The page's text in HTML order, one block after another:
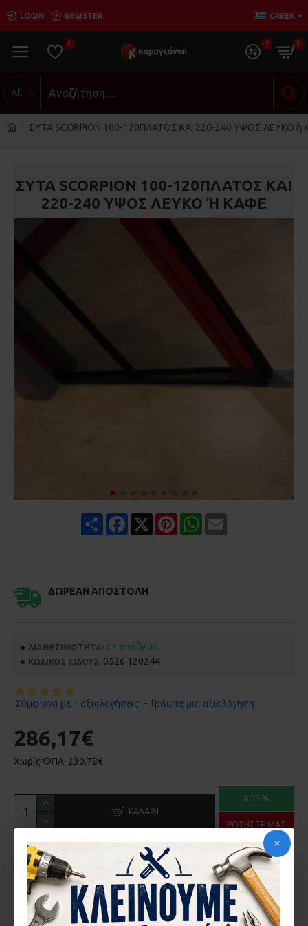
LOGIN REGISTER GREEK
0 0 0
All
ΣΥΤΑ SCORPION 100-120ΠΛΑΤΟΣ ΚΑΙ 220-240 ΥΨΟΣ ΛΕΥΚΟ ή
ΣΥΤΑ SCORPION 100-120ΠΛΑΤΟΣ ΚΑΙ
220-240 ΥΨΟΣ ΛΕΥΚΟ Ή ΚΑΦΕ
Share Facebook PinterestWhatsApp
ΔΩΡΕΆΝ ΑΠΟΣΤΟΛΉ
ΔΙΑΘΕΣΙΜΌΤΗΤΑ: Σε απόθεμα
ΚΩΔΙΚΌΣ ΕΊΔΟΥΣ: 0526.120244
Σύμφωνα με 1 αξιολογήσεις. - Γράψτε μια αξιολόγηση
286,17€
Χωρίς ΦΠΑ: 230,78€
ΚΑΛΆΘΙ
ΑΓΟΡΆ
ΡΩΤΉΣΤΕ ΜΑΣ
ΠΕΡΙΓΡΑ΄ΦΉ